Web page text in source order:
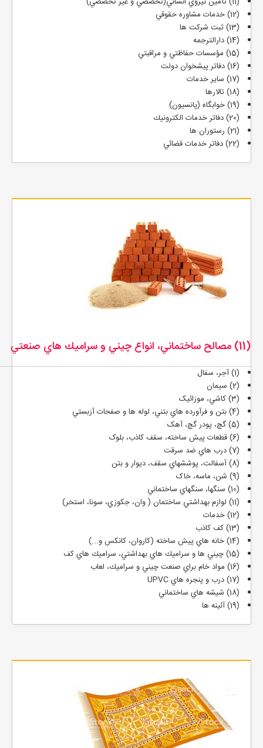
(12) خدمات مشاوره حقوقي
(13) ثبت شركت ها
(14) دارالترجمه
(15) مؤسسات حفاظتي و مراقبتي
(16) دفاتر پيشخوان دولت
(17) ساير خدمات
(18) تالارها
(19) خوابگاه (پانسيون)
(20) دفاتر خدمات الكترونيك
(21) رستوران ها
(22) دفاتر خدمات قضائي
(11) مصالح ساختماني، انواع چيني و سراميك هاي صنعتي
(1) آجر، سفال
(2) سيمان
(3) کاشي، موزائيک
(4) بتن و فرآورده هاي بتني، لوله ها و صفحات آزبستي
(5) گچ، پودر گچ، آهک
(6) قطعات پيش ساخته، سقف کاذب، بلوک
(7) درب هاي ضد سرقت
(8) آسفالت، پوششهاي سقف، ديوار و بتن
(9) شن، ماسه، خاک
(10) سنگها، سنگهاي ساختماني
(11) لوازم بهداشتي ساختمان ( وان، جكوزي، سونا، استخر)
(12) خدمات
(13) كف كاذب
(14) خانه هاي پيش ساخته (كاروان، كانكس و...)
(15) چيني ها و سراميك هاي بهداشتي، سراميك هاي كف
(16) مواد خام براي صنعت چيني و سراميك، لعاب
(17) درب و پنجره هاي UPVC
(18) شيشه هاي ساختماني
(19) آئينه ها